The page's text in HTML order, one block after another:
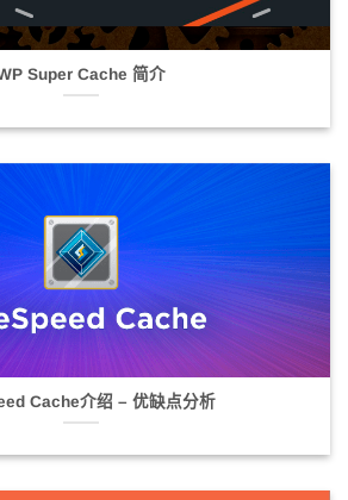
Super Cache 简介
Cache介绍 – 优缺点分析